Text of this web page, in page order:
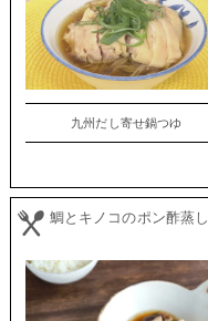
九州だし寄せ鍋つゆ
鯛とキノコのポン酢蒸し